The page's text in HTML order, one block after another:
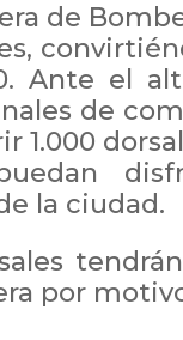
de
Ante el
de
1.000
puedan
la ciudad.
por